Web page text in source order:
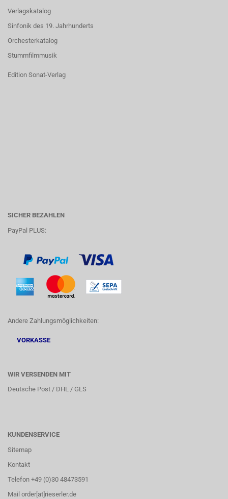
Verlagskatalog
Sinfonik des 19. Jahrhunderts
Orchesterkatalog
Stummfilmmusik
Edition Sonat-Verlag
SICHER BEZAHLEN
PayPal PLUS:
Andere Zahlungsmöglichkeiten:
VORKASSE
WIR VERSENDEN MIT
Deutsche Post / DHL / GLS
KUNDENSERVICE
Sitemap
Kontakt
Telefon +49 (0)30 48473591
Mail order[at]rieserler.de